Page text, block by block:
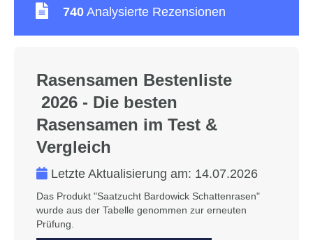
740 Analysierte Rezensionen
Rasensamen Bestenliste
2026 - Die besten
Rasensamen im Test &
Vergleich
Letzte Aktualisierung am: 14.07.2026
Das Produkt "Saatzucht Bardowick Schattenrasen"
wurde aus der Tabelle genommen zur erneuten
Prüfung.